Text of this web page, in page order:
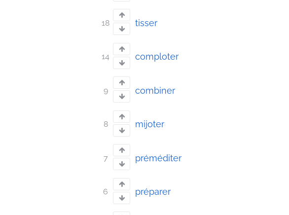
18 tisser
14 comploter
9 combiner
8 mijoter
7 préméditer
6 préparer